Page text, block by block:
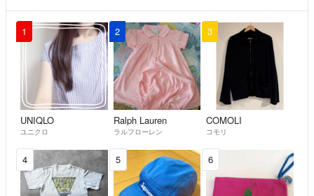
1
UNIQLO
ユニクロ
2
Ralph Lauren
ラルフローレン
3
COMOLI
コモリ
4 5 6